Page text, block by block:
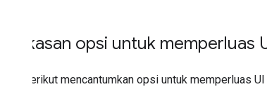
Ringkasan opsi untuk
Tabel berikut mencantumkan opsi untuk memperluas